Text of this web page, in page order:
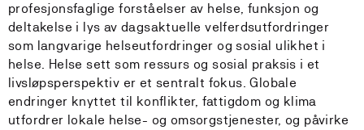
profesjonsfaglige forståelser av helse, funksjon og
deltakelse i lys av dagsaktuelle velferds­utfordringer
som langvarige helse­utfordringer og sosial ulikhet i
helse. Helse sett som ressurs og sosial praksis i et
livsløpsperspektiv er et sentralt fokus. Globale
endringer knyttet til konflikter, fattigdom og klima
utfordrer lokale helse- og omsorgs­tjenester, og påvirke